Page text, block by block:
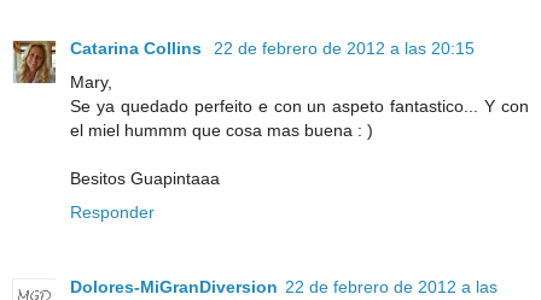
Catarina Collins
22 de febrero de 2012 a las 20:15
Mary,
Se ya quedado perfeito e con un aspeto fantastico... Y con
el miel hummm que cosa mas buena : )
Besitos Guapintaaa
Responder
Dolores-MiGranDiversion 22 de febrero de 2012 a las